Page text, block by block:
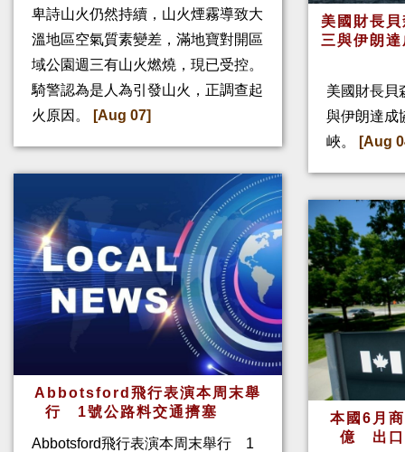
卑詩山火仍然持續，山火煙霧導致大
溫地區空氣質素變差，滿地寶對開區
域公園週三有山火燃燒，現已受控。
騎警認為是人為引發山火，正調查起
火原因。
[Aug 07]
Abbotsford飛行表演本周末舉
行 1號公路料交通擠塞
Abbotsford飛行表演本周末舉行 1
美國財長
三與伊朗
美國財長貝
與伊朗達成
峽。
[Aug
本國6月
億 出口